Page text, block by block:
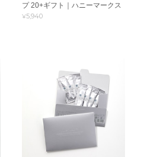
プ 20+ギフト｜ハニーマークス
¥5,940